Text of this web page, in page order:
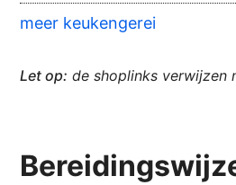
meer keukengerei
Let op: de shoplinks verwijzen